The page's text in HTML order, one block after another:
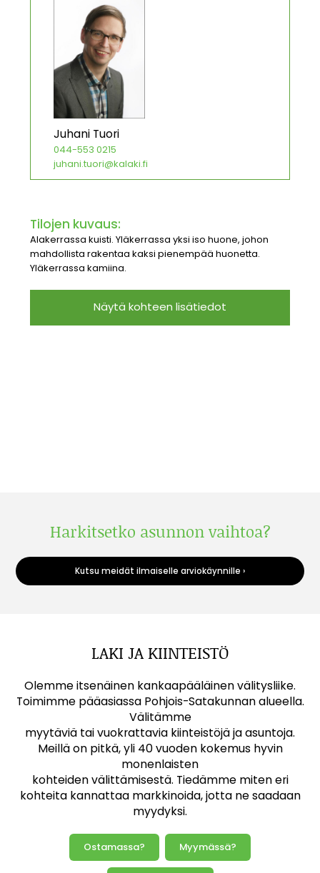
Juhani Tuori
044-553 0215
juhani.tuori@kalaki.fi
Tilojen kuvaus:
Alakerrassa kuisti. Yläkerrassa yksi iso huone, johon
mahdollista rakentaa kaksi pienempää huonetta.
Yläkerrassa kamiina.
Näytä kohteen lisätiedot
Harkitsetko asunnon vaihtoa?
Kutsu meidät ilmaiselle arviokäynnille ›
LAKI JA KIINTEISTÖ
Olemme itsenäinen kankaapääläinen välitysliike.
Toimimme pääasiassa Pohjois-Satakunnan alueella.
Välitämme
myytäviä tai vuokrattavia kiinteistöjä ja asuntoja.
Meillä on pitkä, yli 40 vuoden kokemus hyvin
monenlaisten
kohteiden välittämisestä. Tiedämme miten eri
kohteita kannattaa markkinoida, jotta ne saadaan
myydyksi.
Ostamassa? Myymässä?